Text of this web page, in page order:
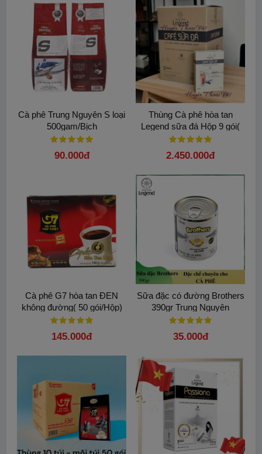
Cà phê Trung Nguyên S loại
500gam/Bịch
90.000đ
Thùng Cà phê hòa tan
Legend sữa đá Hộp 9 gói(
24 Hộp)
2.450.000đ
Cà phê G7 hòa tan ĐEN
không đường( 50 gói/Hộp)
145.000đ
Sữa đặc có đường Brothers
390gr Trung Nguyên
35.000đ